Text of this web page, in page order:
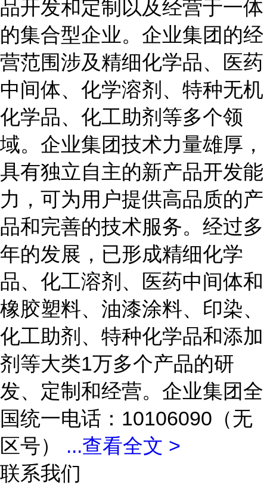
品开发和定制以及经营于一体
的集合型企业。企业集团的经
营范围涉及精细化学品、医药
中间体、化学溶剂、特种无机
化学品、化工助剂等多个领
域。企业集团技术力量雄厚，
具有独立自主的新产品开发能
力，可为用户提供高品质的产
品和完善的技术服务。经过多
年的发展，已形成精细化学
品、化工溶剂、医药中间体和
橡胶塑料、油漆涂料、印染、
化工助剂、特种化学品和添加
剂等大类1万多个产品的研
发、定制和经营。企业集团全
国统一电话：10106090（无
区号） ...查看全文 >
联系我们